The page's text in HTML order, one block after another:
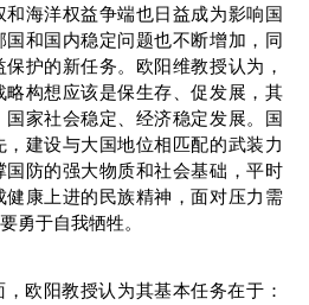
海洋权益争端也日益成为影响国
和国内稳定问题也不断增加，同
护的新任务。欧阳维教授认为，
构想应该是保生存、促发展，其
国家社会稳定、经济稳定发展。国
建设与大国地位相匹配的武装力
防的强大物质和社会基础，平时
康上进的民族精神，面对压力需
勇于自我牺牲。
欧阳教授认为其基本任务在于：